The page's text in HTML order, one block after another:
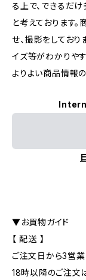
る上で、できるだ
と考えております
せ、撮影をしてお
イズ等がわかりや
よりよい商品情報
▼お買物ガイド
【 配送 】
ご注文日から3営業
18時以降のご注文